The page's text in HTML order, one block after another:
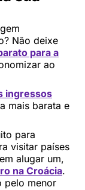
Não deixe
para a
ao
ingressos
mais barata e
para
visitar países
alugar um,
na Croácia.
pelo menor